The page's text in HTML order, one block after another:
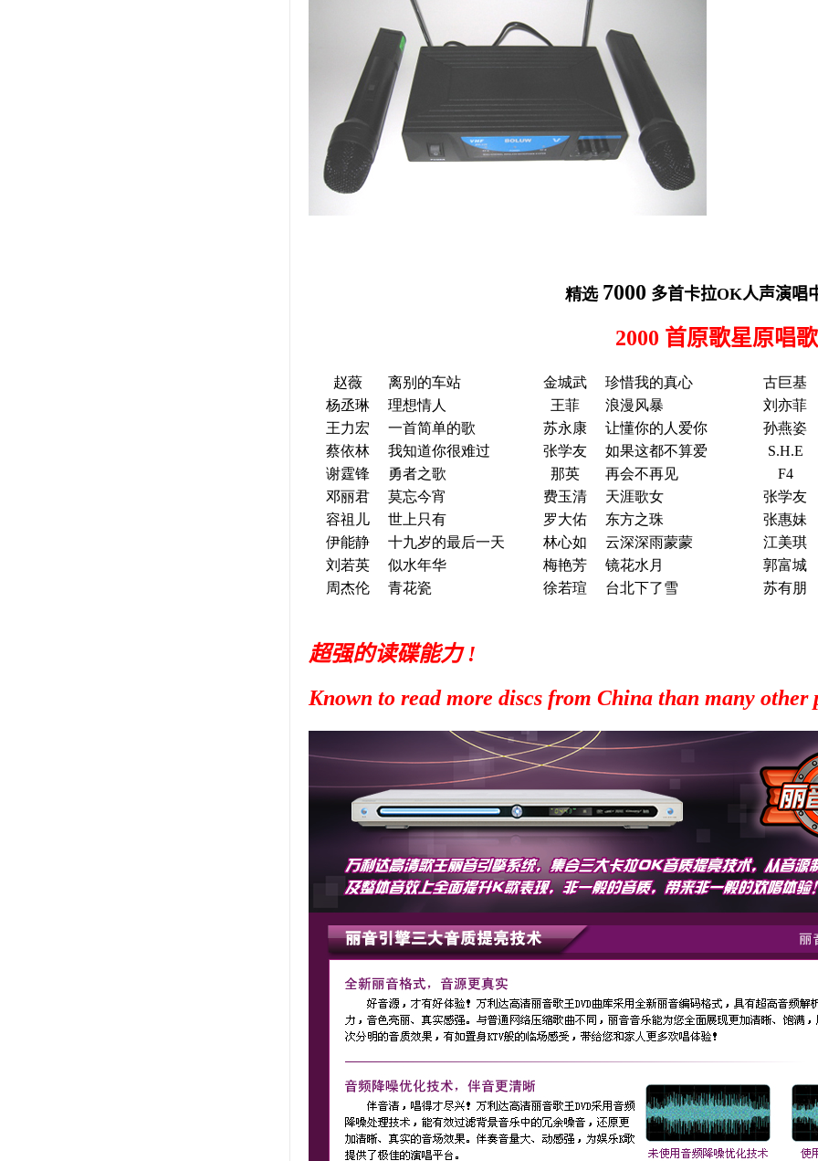
精选 7000 多首卡拉OK人声演唱
2000 首原歌星原唱
赵薇 离别的车站 金城武 珍惜我的真心 古巨基
杨丞琳
理想情人 王菲 浪漫风暴 刘亦菲
王力宏
一首简单的歌 苏永康 让懂你的人爱你 孙燕姿
蔡依林
我知道你很难过 张学友 如果这都不算爱 S.H.E
谢霆锋
勇者之歌 那英 再会不再见 F4
邓丽君
莫忘今宵 费玉清 天涯歌女 张学友
容祖儿
世上只有 罗大佑 东方之珠 张惠妹
伊能静
十九岁的最后一天 林心如 云深深雨蒙蒙 江美琪
刘若英
似水年华 梅艳芳 镜花水月 郭富城
周杰伦
青花瓷 徐若瑄 台北下了雪 苏有朋
超强的读碟能力 !
Known to read more discs from China than many other